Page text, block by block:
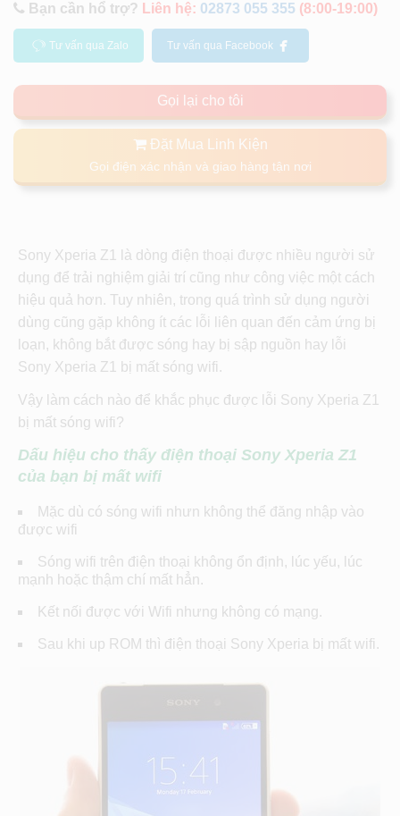
Bạn cần hổ trợ? Liên hệ: 02873 055 355 (8:00-19:00)
Tư vấn qua Zalo Tư vấn qua Facebook
Gọi lại cho tôi
Đặt Mua Linh Kiện
Gọi điện xác nhận và giao hàng tận nơi
Sony Xperia Z1 là dòng điện thoại được nhiều người sử
dụng để trải nghiệm giải trí cũng như công việc một cách
hiệu quả hơn. Tuy nhiên, trong quá trình sử dụng người
dùng cũng gặp không ít các lỗi liên quan đến cảm ứng bị
loạn, không bắt được sóng hay bị sập nguồn hay lỗi
Sony Xperia Z1 bị mất sóng wifi.
Vậy làm cách nào để khắc phục được lỗi Sony Xperia Z1
bị mất sóng wifi?
Dấu hiệu cho thấy điện thoại Sony Xperia Z1
của bạn bị mất wifi
Mặc dù có sóng wifi nhưn không thể đăng nhập vào
được wifi
Sóng wifi trên điện thoại không ổn định, lúc yếu, lúc
mạnh hoặc thậm chí mất hẳn.
Kết nối được với Wifi nhưng không có mạng.
Sau khi up ROM thì điện thoại Sony Xperia bị mất wifi.